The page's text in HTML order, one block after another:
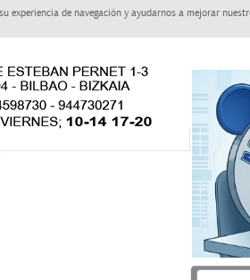
experiencia de navegación y ayudarnos a mejorar